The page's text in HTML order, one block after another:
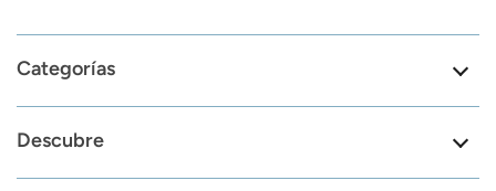
Categorías
Descubre